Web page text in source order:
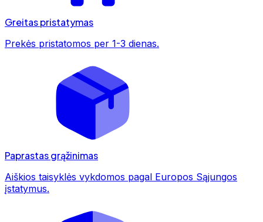
Greitas pristatymas
Prekės pristatomos per 1-3 dienas.
Paprastas grąžinimas
Aiškios taisyklės vykdomos pagal Europos Sąjungos
įstatymus.